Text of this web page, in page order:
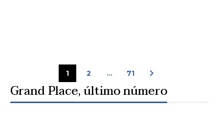
1 2 … 71
Grand Place, último número